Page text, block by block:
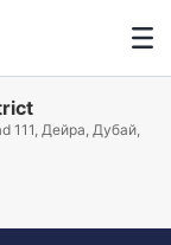
111, Дейра, Дубай,